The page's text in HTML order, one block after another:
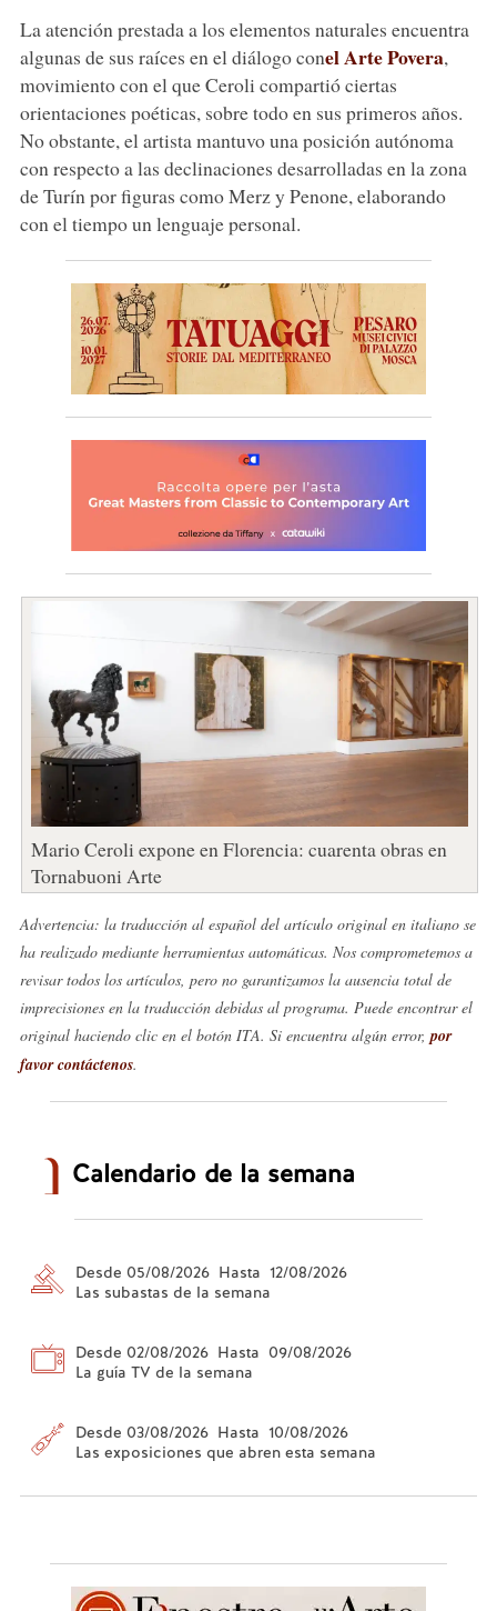
La atención prestada a los elementos naturales encuentra
algunas de sus raíces en el diálogo conel Arte Povera,
movimiento con el que Ceroli compartió ciertas
orientaciones poéticas, sobre todo en sus primeros años.
No obstante, el artista mantuvo una posición autónoma
con respecto a las declinaciones desarrolladas en la zona
de Turín por figuras como Merz y Penone, elaborando
con el tiempo un lenguaje personal.
Mario Ceroli expone en Florencia: cuarenta obras en
Tornabuoni Arte
Advertencia: la traducción al español del artículo original en italiano se
ha realizado mediante herramientas automáticas. Nos comprometemos a
revisar todos los artículos, pero no garantizamos la ausencia total de
imprecisiones en la traducción debidas al programa. Puede encontrar el
original haciendo clic en el botón ITA. Si encuentra algún error,por
favor contáctenos.
Calendario de la semana
Desde 05/08/2026 Hasta 12/08/2026
Las subastas de la semana
Desde 02/08/2026 Hasta 09/08/2026
La guía TV de la semana
Desde 03/08/2026 Hasta 10/08/2026
Las exposiciones que abren esta semana